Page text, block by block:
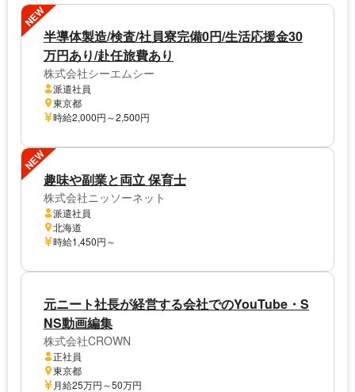
NEW
半導体製造/検査/社員寮完備0円/生活応援金30
万円あり/赴任旅費あり
株式会社シーエムシー
派遣社員
東京都
時給2,000円～2,500円
NEW
趣味や副業と両立 保育士
株式会社ニッソーネット
派遣社員
北海道
時給1,450円～
元ニート社長が経営する会社でのYouTube・S
NS動画編集
株式会社CROWN
正社員
東京都
月給25万円～50万円